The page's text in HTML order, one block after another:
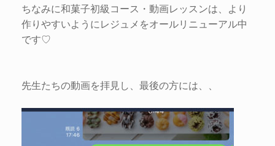
ちなみに和菓子初級コース・動画レッスンは、より
作りやすいようにレジュメをオールリニューアル中
です♡
先生たちの動画を拝見し、最後の方には、、